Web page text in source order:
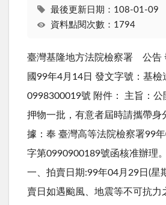
最後更新日期：108-01-09
資料點閱次數：1794
臺灣基隆地方法院檢察署 公告
國99年4月14日 發文字號：基檢
0998300019號 附件： 主旨：公
押物一批，有意者屆時請攜帶身
據：奉 臺灣高等法院檢察署99
字第0990900189號函核准辦理
一、拍賣日期:99年04月29日(星
賣日如遇颱風、地震等不可抗力